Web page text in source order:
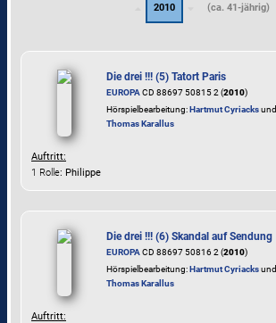
2010 (ca. 41-jährig)
Die drei !!! (5) Tatort Paris
EUROPACD 88697 50815 2 (2010)
Hörspielbearbeitung:Hartmut Cyriacksund
Thomas Karallus
Auftritt:
1 Rolle: Philippe
Die drei !!! (6) Skandal auf Sendung
EUROPACD 88697 50816 2 (2010)
Hörspielbearbeitung:Hartmut Cyriacksund
Thomas Karallus
Auftritt: